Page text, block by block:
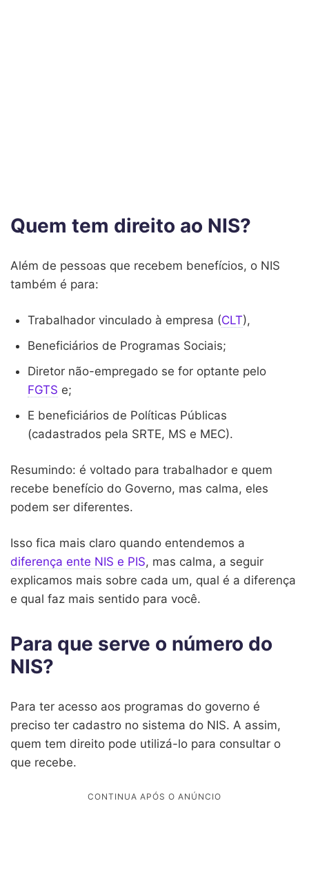
Quem tem direito ao NIS?
Além de pessoas que recebem benefícios, o NIS
também é para:
Trabalhador vinculado à empresa (CLT),
Beneficiários de Programas Sociais;
Diretor não-empregado se for optante pelo
FGTS e;
E beneficiários de Políticas Públicas
(cadastrados pela SRTE, MS e MEC).
Resumindo: é voltado para trabalhador e quem
recebe benefício do Governo, mas calma, eles
podem ser diferentes.
Isso fica mais claro quando entendemos a
diferença ente NIS e PIS, mas calma, a seguir
explicamos mais sobre cada um, qual é a diferença
e qual faz mais sentido para você.
Para que serve o número do
NIS?
Para ter acesso aos programas do governo é
preciso ter cadastro no sistema do NIS. A assim,
quem tem direito pode utilizá-lo para consultar o
que recebe.